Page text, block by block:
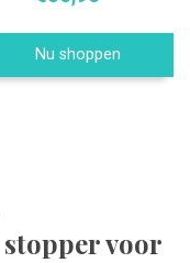
Nu shoppen
voor